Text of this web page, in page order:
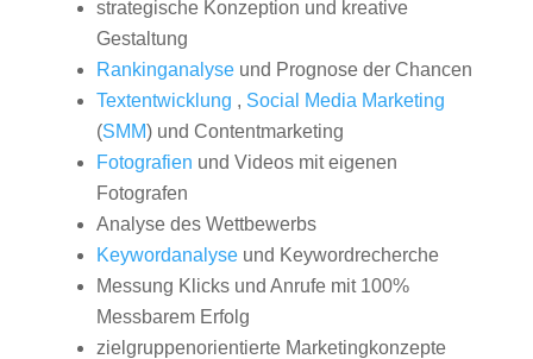
strategische Konzeption und kreative
Gestaltung
Rankinganalyseund Prognose der Chancen
Textentwicklung , Social Media Marketing
(SMM) und Contentmarketing
Fotografien und Videos mit eigenen
Fotografen
Analyse des Wettbewerbs
Keywordanalyseund Keywordrecherche
Messung Klicks und Anrufe mit 100%
Messbarem Erfolg
zielgruppenorientierte Marketingkonzepte